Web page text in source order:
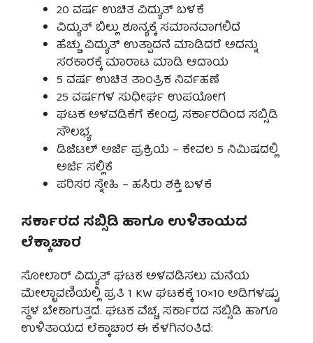
20 ವರ್ಷ ಉಚಿತ ವಿದ್ಯುತ್ ಬಳಕೆ
ವಿದ್ಯುತ್ ಬಿಲ್ಲು ಶೂನ್ಯಕ್ಕೆ ಸಮಾನವಾಗಲಿದೆ
ಹೆಚ್ಚು ವಿದ್ಯುತ್ ಉತ್ಪಾದನೆ ಮಾಡಿದರೆ ಅದನ್ನು
ಸರಕಾರಕ್ಕೆ ಮಾರಾಟ ಮಾಡಿ ಆದಾಯ
5 ವರ್ಷ ಉಚಿತ ತಾಂತ್ರಿಕ ನಿರ್ವಹಣೆ
25 ವರ್ಷಗಳ ಸುಧೀರ್ಘ ಉಪಯೋಗ
ಘಟಕ ಅಳವಡಿಕೆಗೆ ಕೇಂದ್ರ ಸರ್ಕಾರದಿಂದ ಸಬ್ಸಿಡಿ
ಸೌಲಭ್ಯ
ಡಿಜಿಟಲ್ ಅರ್ಜಿ ಪ್ರಕ್ರಿಯೆ – ಕೇವಲ 5 ನಿಮಿಷದಲ್ಲಿ
ಅರ್ಜಿ ಸಲ್ಲಿಕೆ
ಪರಿಸರ ಸ್ನೇಹಿ – ಹಸಿರು ಶಕ್ತಿ ಬಳಕೆ
ಸರ್ಕಾರದ ಸಬ್ಸಿಡಿ ಹಾಗೂ ಉಳಿತಾಯದ
ಲೆಕ್ಕಾಚಾರ
ಸೋಲಾರ್ ವಿದ್ಯುತ್ ಘಟಕ ಅಳವಡಿಸಲು ಮನೆಯ
ಮೇಲ್ಛಾವಣಿಯಲ್ಲಿ ಪ್ರತಿ 1 KW ಘಟಕಕ್ಕೆ 10×10 ಅಡಿಗಳಷ್ಟು
ಸ್ಥಳ ಬೇಕಾಗುತ್ತದೆ. ಘಟಕ ವೆಚ್ಚ, ಸರ್ಕಾರದ ಸಬ್ಸಿಡಿ ಹಾಗೂ
ಉಳಿತಾಯದ ಲೆಕ್ಕಾಚಾರ ಈ ಕೆಳಗಿನಂತಿದೆ: